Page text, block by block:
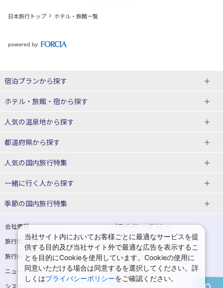
日本旅行トップ ホテル・旅館一覧
宿泊プランから探す
北海道
東北
青森県
宮城県
山形県
関東
埼玉県 千葉県
茨城県 栃木県
ホテル・旅館・宿から探す
北海道ホテル・旅館
青森県ホテル・旅館
宮城県ホテル・旅館
山形県ホテル・旅館
東京都ホテル・旅館 神奈川県ホテル・旅館
埼玉県ホテル・旅館 千葉県ホテル・旅館
茨城県ホテル・旅館 栃木県ホテル・旅館
人気の温泉地から探す
北海道
湯の川温泉(北海道)
十勝川温泉(北海道)
洞爺湖温泉(北海道)
層雲峡温泉(北海道)
東北
花巻温泉(岩手) 蔵王温泉(山形)
かみのやま温泉(山形) 鳴子温泉(宮城)
都道府県から探す
北海道旅行・ツアー
東北
青森旅行・ツアー 岩手旅行・ツアー
宮城旅行・ツアー 秋田旅行・ツアー
山形旅行・ツアー 福島旅行・ツアー
人気の国内旅行特集
東京ディズニーリゾート®への旅
ユニバーサル・スタジオ・ジャパ
一緒に行く人から探す
一人旅 国内版
カップル・夫婦旅行 国内版 女子旅 国内版
卒業旅行・学生旅行 国内版
季節の国内旅行特集
桜・お花見特集
ゴールデンウィーク（GW）の国内
旅行
夏休み・お盆の国内旅行 7月の国内旅行
8月の国内旅行 9月の国内旅行
会社情報
プライバシーポリシー
旅行業登録票・約款
規約集
旅行条件書
商標について
ニュースリリース
採用情報
システムメンテナンスの
当社サイト内においてお客様ごとに最適なサービスを提
供する目的及び当社サイト外で最適な広告を表示するこ
とを目的にCookieを使用しています。Cookieの使用に
同意いただける場合は同意するを選択してください。詳
しくはプライバシーポリシーをご確認ください。